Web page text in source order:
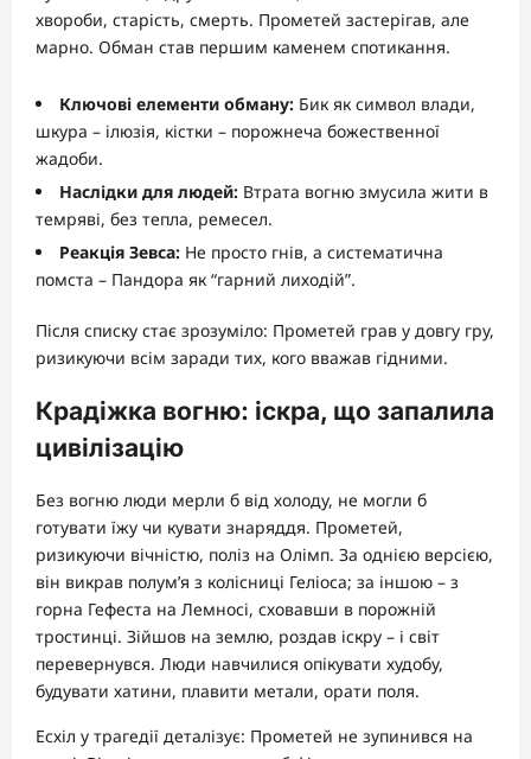
хвороби, старість, смерть. Прометей застерігав, але
марно. Обман став першим каменем спотикання.
Ключові елементи обману: Бик як символ влади,
шкура – ілюзія, кістки – порожнеча божественної
жадоби.
Наслідки для людей: Втрата вогню змусила жити в
темряві, без тепла, ремесел.
Реакція Зевса: Не просто гнів, а систематична
помста – Пандора як “гарний лиходій”.
Після списку стає зрозуміло: Прометей грав у довгу гру,
ризикуючи всім заради тих, кого вважав гідними.
Крадіжка вогню: іскра, що запалила
цивілізацію
Без вогню люди мерли б від холоду, не могли б
готувати їжу чи кувати знаряддя. Прометей,
ризикуючи вічністю, поліз на Олімп. За однією версією,
він викрав полум’я з колісниці Геліоса; за іншою – з
горна Гефеста на Лемносі, сховавши в порожній
тростинці. Зійшов на землю, роздав іскру – і світ
перевернувся. Люди навчилися опікувати худобу,
будувати хатини, плавити метали, орати поля.
Есхіл у трагедії деталізує: Прометей не зупинився на